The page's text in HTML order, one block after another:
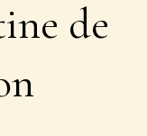
de